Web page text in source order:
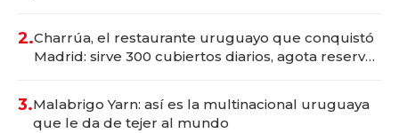
2.Charrúa, el restaurante uruguayo que conquistó
Madrid: sirve 300 cubiertos diarios, agota reservas
3.Malabrigo Yarn: así es la multinacional uruguaya
que le da de tejer al mundo